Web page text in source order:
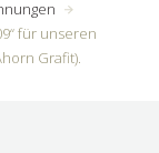
für unseren
Grafit).